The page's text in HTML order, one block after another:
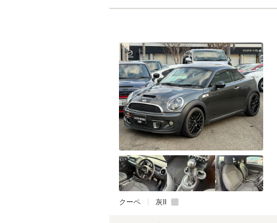
クーペ 灰II